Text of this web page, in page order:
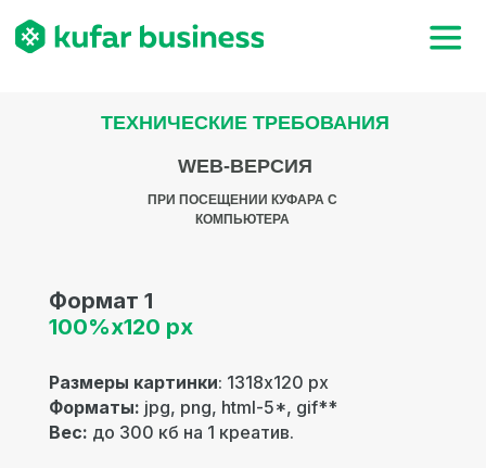
ТЕХНИЧЕСКИЕ ТРЕБОВАНИЯ
ПРИ ПОСЕЩЕНИИ КУФАРА С
КОМПЬЮТЕРА
WEB-ВЕРСИЯ
Формат 1
100%х120 px
Размеры картинки: 1318х120 px
Форматы: jpg, png, html-5*, gif**
Вес: до 300 кб на 1 креатив.